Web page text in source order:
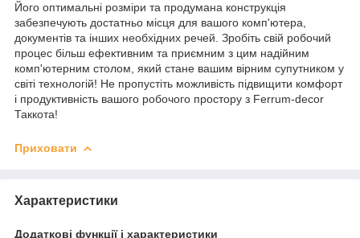
Його оптимальні розміри та продумана конструкція
забезпечують достатньо місця для вашого комп'ютера,
документів та інших необхідних речей. Зробіть свій робочий
процес більш ефективним та приємним з цим надійним
комп'ютерним столом, який стане вашим вірним супутником у
світі технологій! Не пропустіть можливість підвищити комфорт
і продуктивність вашого робочого простору з Ferrum-decor
Таккота!
Приховати
Характеристики
Додаткові функції і характеристики